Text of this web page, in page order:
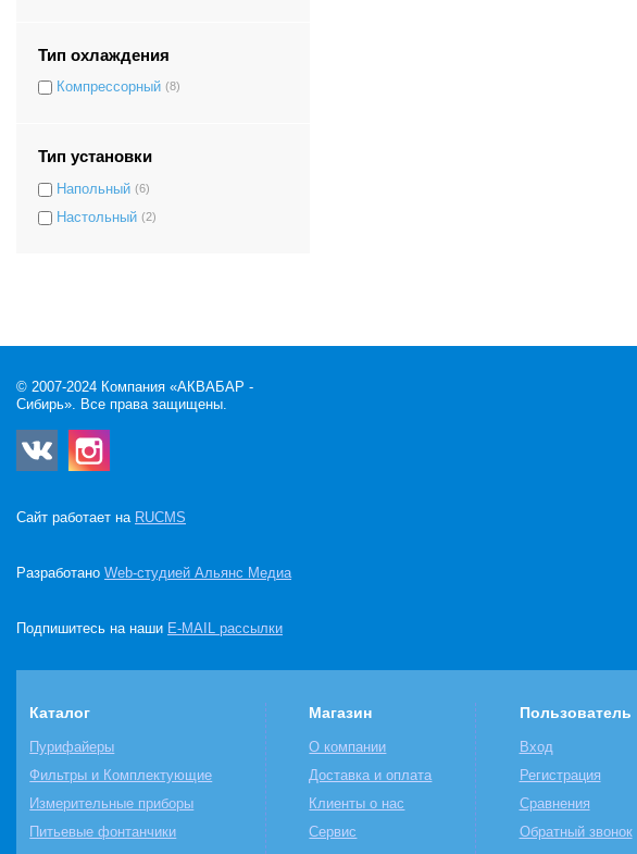
Тип охлаждения
Компрессорный (8)
Тип установки
Напольный (6)
Настольный (2)
© 2007-2024 Компания «АКВАБАР -
Сибирь». Все права защищены.
Сайт работает на RUCMS
Разработано Web-студией Альянс Медиа
Подпишитесь на наши E-MAIL рассылки
Каталог
Пурифайеры
Фильтры и Комплектующие
Измерительные приборы
Питьевые фонтанчики
Магазин
О компании
Доставка и оплата
Клиенты о нас
Сервис
Пользователь
Вход
Регистрация
Сравнения
Обратный звонок